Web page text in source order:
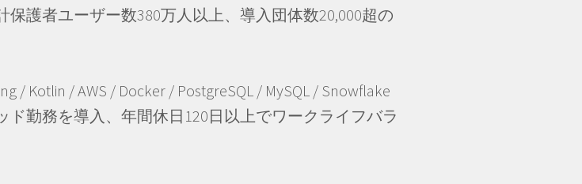
護者ユーザー数380万人以上、導入団体数20,000超の
/ Kotlin / AWS / Docker / PostgreSQL / MySQL / Snowflake
勤務を導入、年間休日120日以上でワークライフバラ